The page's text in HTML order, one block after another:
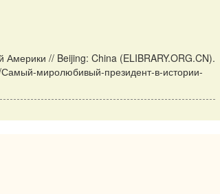
// Beijing: China (ELIBRARY.ORG.CN).
миролюбивый-президент-в-истории-